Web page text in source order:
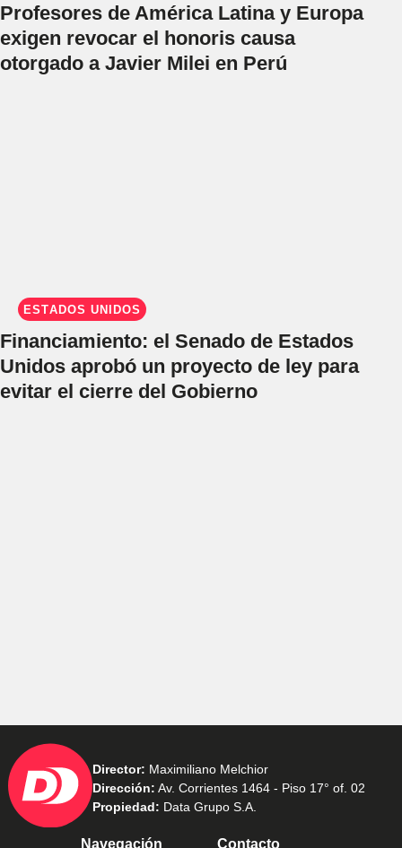
Profesores de América Latina y Europa
exigen revocar el honoris causa
otorgado a Javier Milei en Perú
ESTADOS UNIDOS
Financiamiento: el Senado de Estados
Unidos aprobó un proyecto de ley para
evitar el cierre del Gobierno
Director: Maximiliano Melchior
Dirección: Av. Corrientes 1464 - Piso 17° of. 02
Propiedad: Data Grupo S.A.
Navegación Contacto